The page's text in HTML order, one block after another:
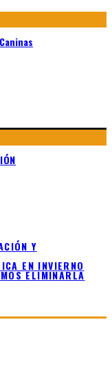
Y
EN INVIERNO
ELIMINARLA